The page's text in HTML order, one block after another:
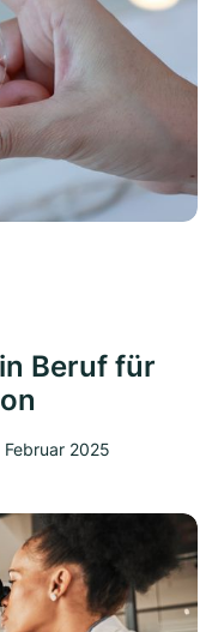
Beruf für
Februar 2025